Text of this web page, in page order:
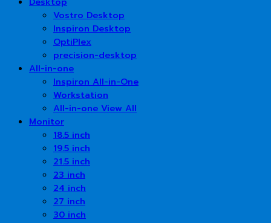
Vostro Desktop
Inspiron Desktop
OptiPlex
precision-desktop
All-in-one
Inspiron All-in-One
Workstation
All-in-one View All
Monitor
18.5 inch
19.5 inch
21.5 inch
23 inch
24 inch
27 inch
30 inch